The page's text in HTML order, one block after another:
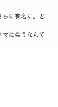
らに有名に。ど
マに会うなんて